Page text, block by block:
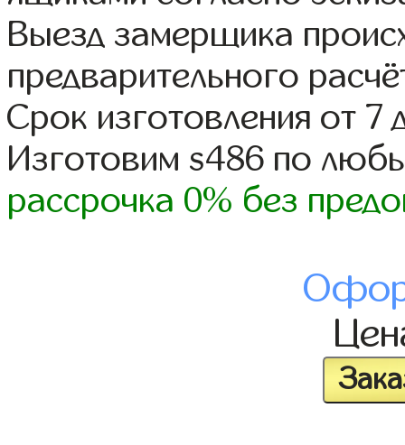
Выезд замерщика
предварительного
Срок изготовления от 7
Изготовим s486 по
рассрочка 0% без